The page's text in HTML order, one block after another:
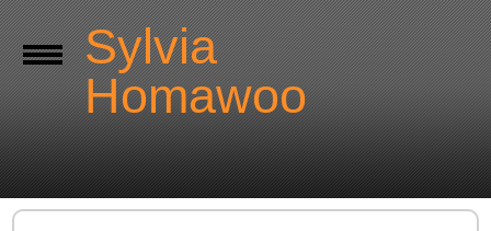
Sylvia
Homawoo